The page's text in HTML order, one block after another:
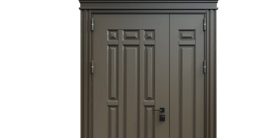
С зеркалом(13)
С выдавленным рисунком
(571)
С геометрическим рисунком
Для дачи(203)
Для бани
Для общественных зданий
Для магазина
Для электрощитовой